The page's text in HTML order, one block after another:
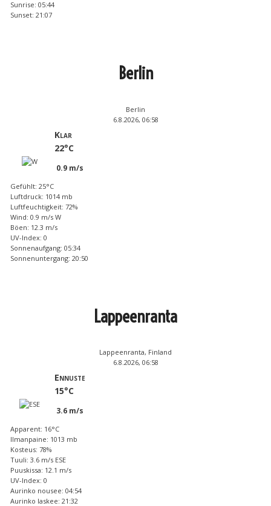
Sunrise: 05:44
Sunset: 21:07
Berlin
Berlin
6.8.2026, 06:58
Klar
22°C
0.9 m/s
Gefühlt: 25°C
Luftdruck: 1014 mb
Luftfeuchtigkeit: 72%
Wind: 0.9 m/s W
Böen: 12.3 m/s
UV-Index: 0
Sonnenaufgang: 05:34
Sonnenuntergang: 20:50
Lappeenranta
Lappeenranta, Finland
6.8.2026, 06:58
Ennuste
15°C
3.6 m/s
Apparent: 16°C
Ilmanpaine: 1013 mb
Kosteus: 78%
Tuuli: 3.6 m/s ESE
Puuskissa: 12.1 m/s
UV-Index: 0
Aurinko nousee: 04:54
Aurinko laskee: 21:32